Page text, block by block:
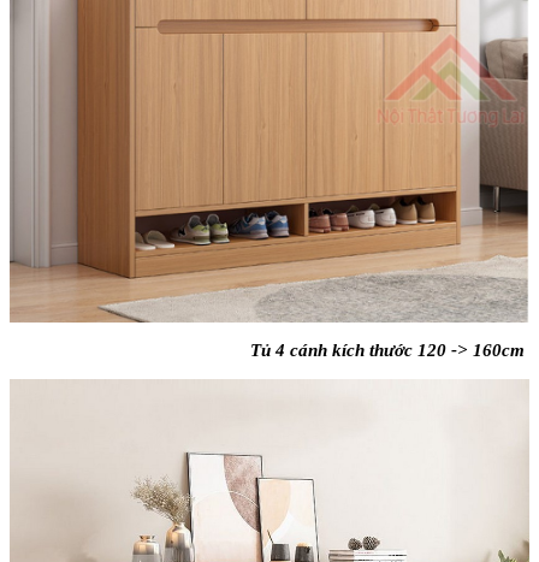
Tủ 4 cánh kích thước 120 -> 160cm